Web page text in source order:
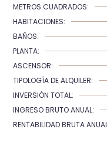
METROS CUADRADOS:
HABITACIONES:
BAÑOS:
PLANTA:
ASCENSOR:
TIPOLOGÍA DE ALQUILER:
INVERSIÓN TOTAL:
INGRESO BRUTO ANUAL:
RENTABILIDAD BRUTA